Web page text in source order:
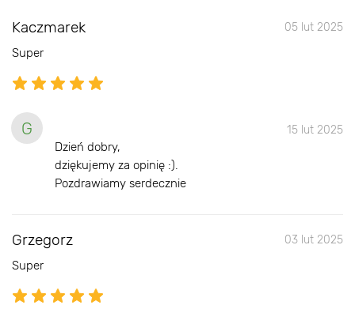
Kaczmarek 05 lut 2025
Super
G 15 lut 2025
Dzień dobry,
dziękujemy za opinię :).
Pozdrawiamy serdecznie
Grzegorz 03 lut 2025
Super